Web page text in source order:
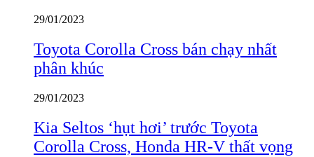
29/01/2023
Toyota Corolla Cross bán chạy nhất
phân khúc
29/01/2023
Kia Seltos ‘hụt hơi’ trước Toyota
Corolla Cross, Honda HR-V thất vọng